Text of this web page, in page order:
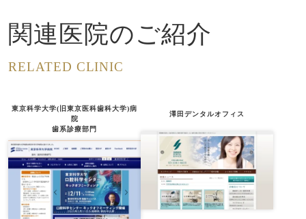
関連医院のご紹介
RELATED CLINIC
東京科学大学(旧東京医科歯科大学)病
院
歯系診療部門
澤田デンタルオフィス